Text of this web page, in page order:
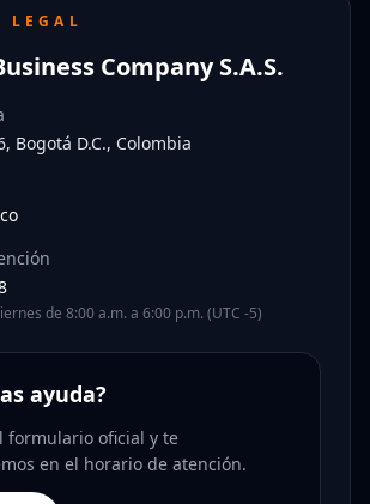
LEGAL
Company S.A.S.
Bogotá D.C., Colombia
de 8:00 a.m. a 6:00 p.m. (UTC -5)
ayuda?
formulario oficial y te
en el horario de atención.